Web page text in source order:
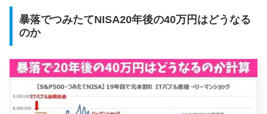
暴落でつみたてNISA20年後の40万円はどうなる
のか